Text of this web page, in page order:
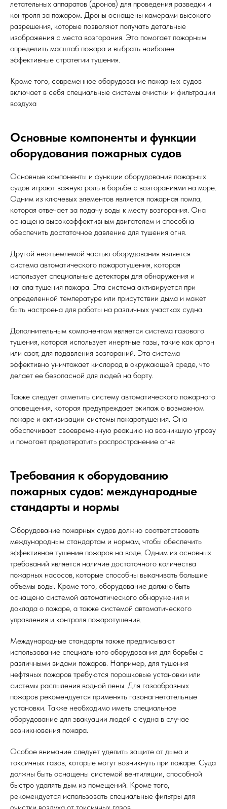
летательных аппаратов (дронов) для проведения разведки и
контроля за пожаром. Дроны оснащены камерами высокого
разрешения, которые позволяют получать детальные
изображения с места возгорания. Это помогает пожарным
определить масштаб пожара и выбрать наиболее
эффективные стратегии тушения.
Кроме того, современное оборудование пожарных судов
включает в себя специальные системы очистки и фильтрации
воздуха
Основные компоненты и функции
оборудования пожарных судов
Основные компоненты и функции оборудования пожарных
судов играют важную роль в борьбе с возгораниями на море.
Одним из ключевых элементов является пожарная помпа,
которая отвечает за подачу воды к месту возгорания. Она
оснащена высокоэффективным двигателем и способна
обеспечить достаточное давление для тушения огня.
Другой неотъемлемой частью оборудования является
система автоматического пожаротушения, которая
использует специальные детекторы для обнаружения и
начала тушения пожара. Эта система активируется при
определенной температуре или присутствии дыма и может
быть настроена для работы на различных участках судна.
Дополнительным компонентом является система газового
тушения, которая использует инертные газы, такие как аргон
или азот, для подавления возгораний. Эта система
эффективно уничтожает кислород в окружающей среде, что
делает ее безопасной для людей на борту.
Также следует отметить систему автоматического пожарного
оповещения, которая предупреждает экипаж о возможном
пожаре и активизации системы пожаротушения. Она
обеспечивает своевременную реакцию на возникшую угрозу
и помогает предотвратить распространение огня
Требования к оборудованию
пожарных судов: международные
стандарты и нормы
Оборудование пожарных судов должно соответствовать
международным стандартам и нормам, чтобы обеспечить
эффективное тушение пожаров на воде. Одним из основных
требований является наличие достаточного количества
пожарных насосов, которые способны выкачивать большие
объемы воды. Кроме того, оборудование должно быть
оснащено системой автоматического обнаружения и
доклада о пожаре, а также системой автоматического
управления и контроля пожаротушения.
Международные стандарты также предписывают
использование специального оборудования для борьбы с
различными видами пожаров. Например, для тушения
нефтяных пожаров требуются порошковые установки или
системы распыления водной пены. Для газообразных
пожаров рекомендуется применять газонагнетательные
установки. Также необходимо иметь специальное
оборудование для эвакуации людей с судна в случае
возникновения пожара.
Особое внимание следует уделить защите от дыма и
токсичных газов, которые могут возникнуть при пожаре. Суда
должны быть оснащены системой вентиляции, способной
быстро удалять дым из помещений. Кроме того,
рекомендуется использовать специальные фильтры для